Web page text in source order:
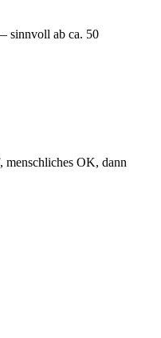
sinnvoll ab ca. 50
OK, dann